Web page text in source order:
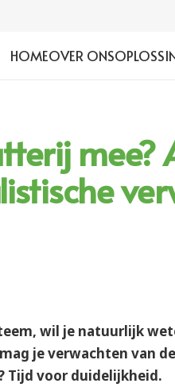
HOMEOVER ONS
mee?
wil je natuurlijk
je verwachten van
Tijd voor duidelijkheid.